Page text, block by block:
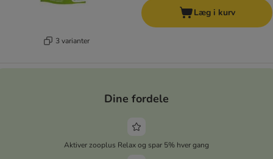
3 varianter
Læg i kurv
Dine fordele
Aktiver zooplus Relax og spar 5% hver gang